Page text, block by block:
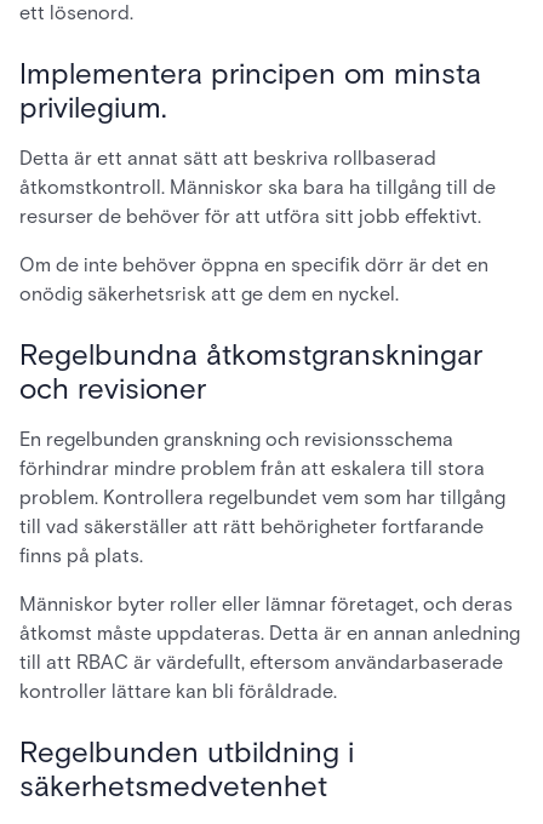
ett lösenord.
Implementera principen om minsta
privilegium.
Detta är ett annat sätt att beskriva rollbaserad
åtkomstkontroll. Människor ska bara ha tillgång till de
resurser de behöver för att utföra sitt jobb effektivt.
Om de inte behöver öppna en specifik dörr är det en
onödig säkerhetsrisk att ge dem en nyckel.
Regelbundna åtkomstgranskningar
och revisioner
En regelbunden granskning och revisionsschema
förhindrar mindre problem från att eskalera till stora
problem. Kontrollera regelbundet vem som har tillgång
till vad säkerställer att rätt behörigheter fortfarande
finns på plats.
Människor byter roller eller lämnar företaget, och deras
åtkomst måste uppdateras. Detta är en annan anledning
till att RBAC är värdefullt, eftersom användarbaserade
kontroller lättare kan bli föråldrade.
Regelbunden utbildning i
säkerhetsmedvetenhet